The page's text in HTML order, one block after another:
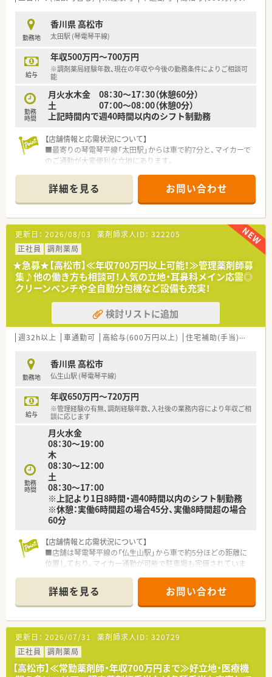
【勤務実態について】
■年間休日は114日確保されており、月間の公休は9日から11日
と、ワークライフバランスを重視して働ける職場環境が整ってい
ます。
■有給休暇の取得率は70％以上を誇っており、シフト調整によ
です。
■残業時間は月平均7.5時間と非常に少なく、仕事終わりのプラ
イベートな時間を大切にしながら、長く健康的に働き続けられま
【職場環境と雰囲気】
■20代から40代の女性スタッフが中心となって活躍しており、
です。
■薬局内は白を基調とした清潔感のある広々とした設計で、小さ
な図書館のような整然とした調剤棚に囲まれたプロフェッショ
■円盤型分包機やVマス、全自動カセット分包機などの最新設備
を積極的に導入しており、機械化による業務効率化を推進してい
ます。
勤務地
香川県 高松市
太田駅 (琴電琴平線)
給与
年収500万円～700万円
※調剤薬局経験年数、現在の年収や今後の勤務条件によりご相談可
能
勤務
時間
月火水木金 08：30～17：30（休憩60分）
土 07：00～08：00（休憩0分）
上記時間内で週40時間以内のシフト制勤務
【店舗情報と応需状況について】
■最寄りの琴電琴平線「太田駅」からは車で約7分と、マイカーで
のご通勤が大変便利な立地にあります。
100枚応需している薬局です。
■薬剤師は常時3名から4名の体制を整えており、一人ひとりの
業務負担を軽減し協力し合える環境です。
【勤務実態について】
■平日の勤務時間は17時半までとなっており、終業後のプライ
ベートな時間をしっかりと確保できます。
■月間の平均残業時間は3時間程度と非常に少なく、ワークライ
フバランスを重視した働き方が可能です。
■ご希望に応じて土日休みも相談可能であり、週末にリフレッシ
ュしながら無理なく勤務を続けられます。
【職場環境と雰囲気】
■若い世代の薬剤師から経験豊富なベテランまで、幅広い年代の
スタッフがバランス良く在籍しています。
よく日々の業務に取り組むことができます。
■県内に複数の店舗があるため、急な欠員が出た場合でも応援体
制が整っており安心して働ける環境です。
【法人特徴について】
■香川県を中心に17店舗の調剤薬局を展開しており、地域に根
差した医療サービスの提供を行っています。
■お子様からご高齢の方まで誰もが安心して利用できるよう、バ
リアフリー対応やデザイン性の高い店舗作りに注力していま
す。
■ジェネリック医薬品販売協会に登録しており、医薬品に関する
幅広い知識と情報に触れる機会があります。
詳細を見る お問い合わせ
更新日： 2026/08/03 薬剤師求人ID： 322205
正社員
調剤薬局
★急募★【高松市】≪年収700万円以上可能！≫管理薬剤師募
集♪他の働き方も相談可！人気の立地・耳鼻科メイン応需◎
クリーンベンチや全自動分包機など設備も充実！
検討リストに追加
週32h以上 車通勤可 高給与(600万円以上) 住宅補助(手当)あり
勤務地
香川県 高松市
仏生山駅 (琴電琴平線)
給与
年収650万円～720万円
※管理経験の有無、調剤経験年数、入社後の業務内容により年収ご相
談に応じます
勤務
時間
月火水金
08：30～19：00
木
08：30～12：00
土
08：30～17：00
※上記より1日8時間・週40時間以内のシフト制勤務
※休憩：実働6時間超の場合45分、実働8時間超の場合
60分
【店舗情報と応需状況について】
■店舗は琴電琴平線の「仏生山駅」から車で約5分ほどの距離に
位置しており、マイカー通勤が可能で駐車場も完備されていま
■応需科目は隣接するクリニックからの耳鼻科がメインです。
処方箋枚数は1日平均100枚程度で、繁忙期には150枚から200枚
近くまで増加します。
■現在の勤務体制は、薬剤師が常時4名体制となっており、事務
員1名と連携して業務を遂行しています。
【求人情報について】
■管理薬剤師として、これまでのご経験やスキルに応じて年収
700万円以上のご提示も可能であり、高収入が期待できる求人で
詳細を見る お問い合わせ
更新日： 2026/07/31 薬剤師求人ID： 320729
正社員
調剤薬局
【高松市】≪常勤薬剤師・年収700万円まで≫好立地・医療機